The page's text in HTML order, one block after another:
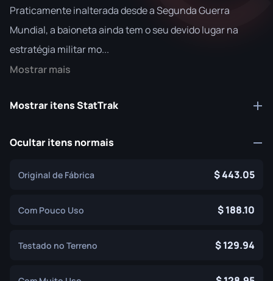
Praticamente inalterada desde a Segunda Guerra
Mundial, a baioneta ainda tem o seu devido lugar na
estratégia militar mo...
Mostrar mais
Mostrar itens StatTrak
Ocultar itens normais
Original de Fábrica 443.05
Com Pouco Uso 188.10
Testado no Terreno 129.94